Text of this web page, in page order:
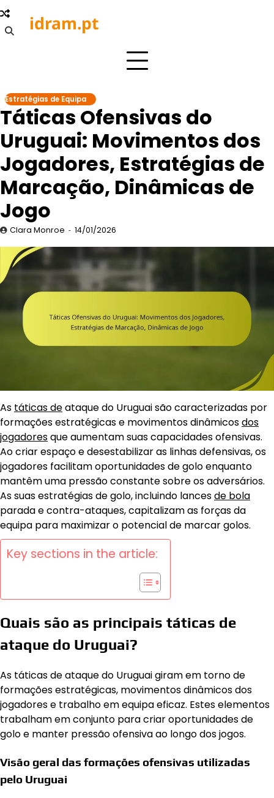
Skip
to
content
idram.pt
Estratégias de Equipa
Táticas Ofensivas do
Uruguai: Movimentos dos
Jogadores, Estratégias de
Marcação, Dinâmicas de
Jogo
Clara Monroe 14/01/2026
As táticas deataque do Uruguai são caracterizadas por
formações estratégicas e movimentos dinâmicosdos
jogadoresque aumentam suas capacidades ofensivas.
Ao criar espaço e desestabilizar as linhas defensivas, os
jogadores facilitam oportunidades de golo enquanto
mantêm uma pressão constante sobre os adversários.
As suas estratégias de golo, incluindo lancesde bola
parada e contra-ataques, capitalizam as forças da
equipa para maximizar o potencial de marcar golos.
Key sections in the article:
Quais são as principais táticas de
ataque do Uruguai?
As táticas de ataque do Uruguai giram em torno de
formações estratégicas, movimentos dinâmicos dos
jogadores e trabalho em equipa eficaz. Estes elementos
trabalham em conjunto para criar oportunidades de
golo e manter pressão ofensiva ao longo dos jogos.
Visão geral das formações ofensivas utilizadas
pelo Uruguai